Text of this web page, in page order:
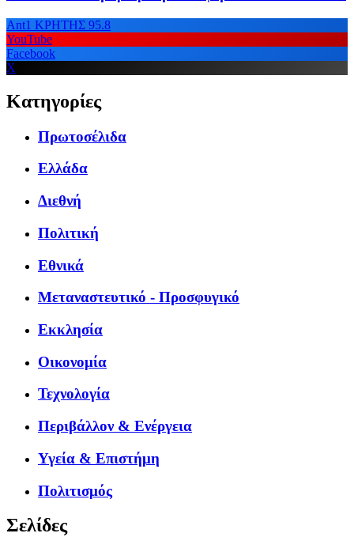
Ant1 ΚΡΗΤΗΣ 95.8
YouTube
Facebook
X
Κατηγορίες
Πρωτοσέλιδα
Ελλάδα
Διεθνή
Πολιτική
Εθνικά
Μεταναστευτικό - Προσφυγικό
Εκκλησία
Οικονομία
Τεχνολογία
Περιβάλλον & Ενέργεια
Υγεία & Επιστήμη
Πολιτισμός
Σελίδες